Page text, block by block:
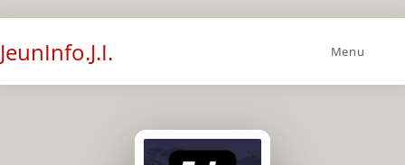
JeunInfo.J.I. Menu